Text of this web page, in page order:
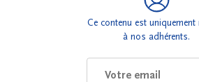
Ce contenu est uniquement
à nos adhérents.